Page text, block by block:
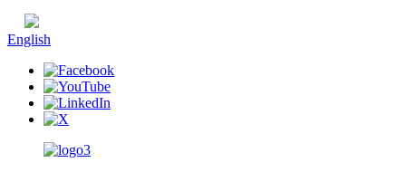
English